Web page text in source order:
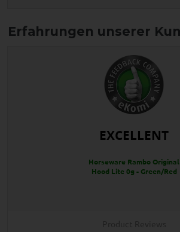
EXCELLENT
Horseware Rambo Original
Hood Lite 0g - Green/Red